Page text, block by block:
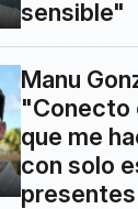
sensible"
Manu
"Conecto
que me
con solo